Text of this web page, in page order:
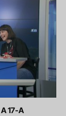
17-A